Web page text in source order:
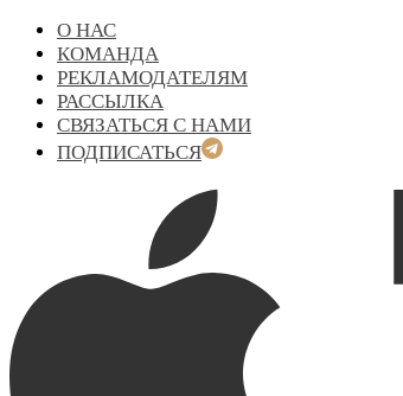
О НАС
КОМАНДА
РЕКЛАМОДАТЕЛЯМ
РАССЫЛКА
СВЯЗАТЬСЯ С НАМИ
ПОДПИСАТЬСЯ